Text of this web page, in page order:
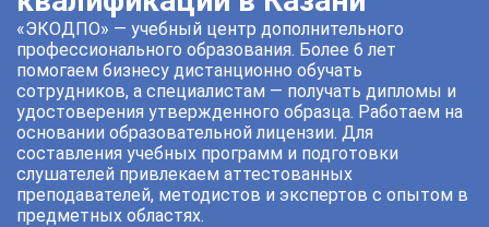
«ЭКОДПО» — учебный центр дополнительного
профессионального образования. Более 6 лет
помогаем бизнесу дистанционно обучать
сотрудников, а специалистам — получать дипломы и
удостоверения утвержденного образца. Работаем на
основании образовательной лицензии. Для
составления учебных программ и подготовки
слушателей привлекаем аттестованных
преподавателей, методистов и экспертов с опытом в
предметных областях.